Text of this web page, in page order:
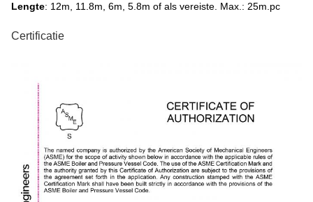
Lengte: 12m, 11.8m, 6m, 5.8m of als vereiste. Max.: 25m.pc
Certificatie